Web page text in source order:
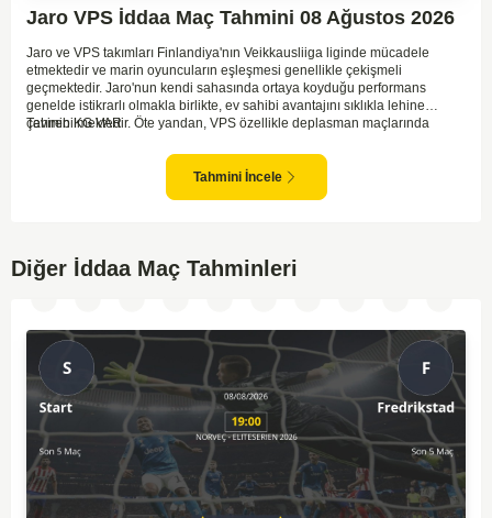
Jaro VPS İddaa Maç Tahmini 08 Ağustos 2026
Jaro ve VPS takımları Finlandiya'nın Veikkausliiga liginde mücadele
etmektedir ve marin oyuncuların eşleşmesi genellikle çekişmeli
geçmektedir. Jaro'nun kendi sahasında ortaya koyduğu performans
genelde istikrarlı olmakla birlikte, ev sahibi avantajını sıklıkla lehine
çevirebilmektedir. Öte yandan, VPS özellikle deplasman maçlarında
anlar yakalayabilmektedir. İki takım arasındaki tarihsel rekabet dikkate
alındığında, maçın dengede geçmesi olasıdır ve her iki tarafın da gol
şansı bulunmaktadır. Özellikle Jaro'nun savunma zaafları ve VPS'nin hızlı
Tahmin KG VAR
Tahmini İncele
Diğer İddaa Maç Tahminleri